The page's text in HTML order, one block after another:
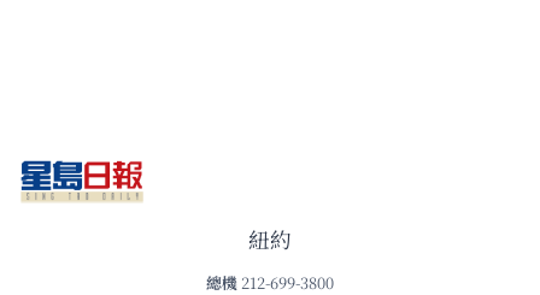
紐約
總機 212-699-3800